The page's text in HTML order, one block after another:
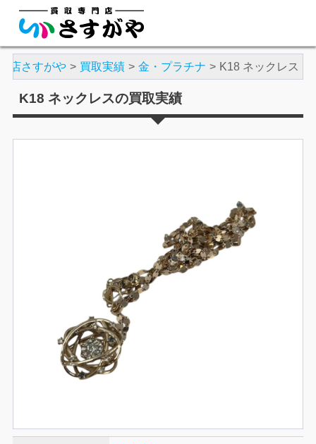
店さすがや 買取実績 金・プラチナ K18 ネックレス
K18 ネックレスの買取実績